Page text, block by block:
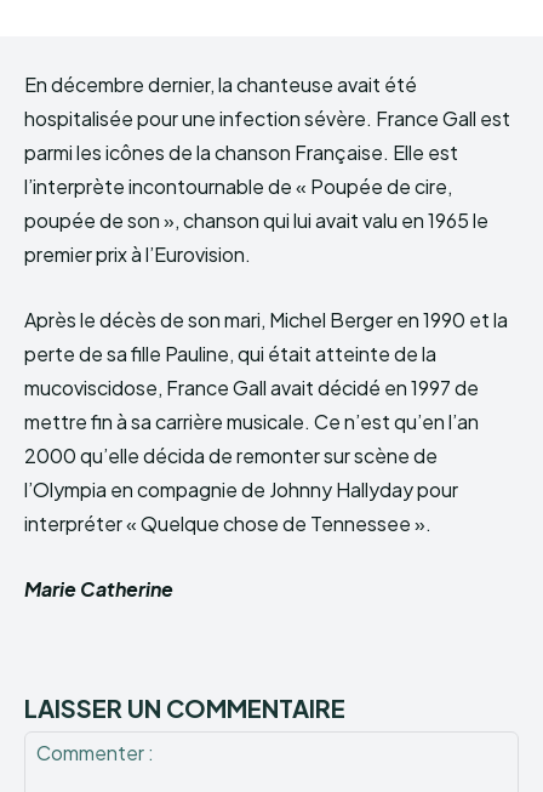
En décembre dernier, la chanteuse avait été
hospitalisée pour une infection sévère. France Gall est
parmi les icônes de la chanson Française. Elle est
l’interprète incontournable de « Poupée de cire,
poupée de son », chanson qui lui avait valu en 1965 le
premier prix à l’Eurovision.
Après le décès de son mari, Michel Berger en 1990 et la
perte de sa fille Pauline, qui était atteinte de la
mucoviscidose, France Gall avait décidé en 1997 de
mettre fin à sa carrière musicale. Ce n’est qu’en l’an
2000 qu’elle décida de remonter sur scène de
l’Olympia en compagnie de Johnny Hallyday pour
interpréter « Quelque chose de Tennessee ».
Marie Catherine
LAISSER UN COMMENTAIRE